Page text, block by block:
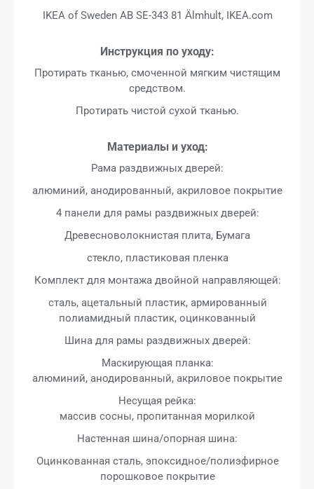
IKEA of Sweden AB SE-343 81 Älmhult, IKEA.com
Инструкция по уходу:
Протирать тканью, смоченной мягким чистящим
средством.
Протирать чистой сухой тканью.
Материалы и уход:
Рама раздвижных дверей:
алюминий, анодированный, акриловое покрытие
4 панели для рамы раздвижных дверей:
Древесноволокнистая плита, Бумага
стекло, пластиковая пленка
Комплект для монтажа двойной направляющей:
сталь, ацетальный пластик, армированный
полиамидный пластик, оцинкованный
Шина для рамы раздвижных дверей:
Маскирующая планка:
алюминий, анодированный, акриловое покрытие
Несущая рейка:
массив сосны, пропитанная морилкой
Настенная шина/опорная шина:
Оцинкованная сталь, эпоксидное/полиэфирное
порошковое покрытие